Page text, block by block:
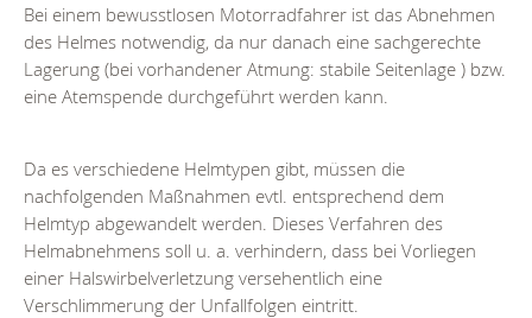
Bei einem bewusstlosen Motorradfahrer ist das Abnehmen
des Helmes notwendig, da nur danach eine sachgerechte
Lagerung (bei vorhandener Atmung: stabile Seitenlage ) bzw.
eine Atemspende durchgeführt werden kann.
Da es verschiedene Helmtypen gibt, müssen die
nachfolgenden Maßnahmen evtl. entsprechend dem
Helmtyp abgewandelt werden. Dieses Verfahren des
Helmabnehmens soll u. a. verhindern, dass bei Vorliegen
einer Halswirbelverletzung versehentlich eine
Verschlimmerung der Unfallfolgen eintritt.